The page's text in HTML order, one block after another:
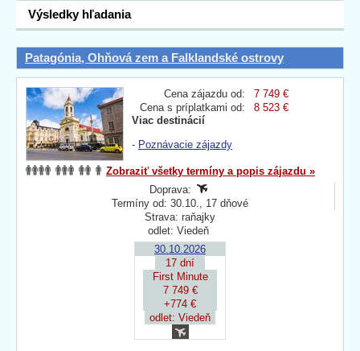
Výsledky hľadania
Patagónia, Ohňová zem a Falklandské ostrovy
Cena zájazdu od:
7 749 €
Cena s príplatkami od:
8 523 €
Viac destinácií
- Poznávacie zájazdy
Zobraziť všetky termíny a popis zájazdu »
Doprava:
Termíny od: 30.10., 17 dňové
Strava: raňajky
odlet: Viedeň
30.10.2026
17 dní
First Minute
7 749 €
+774 €
odlet: Viedeň